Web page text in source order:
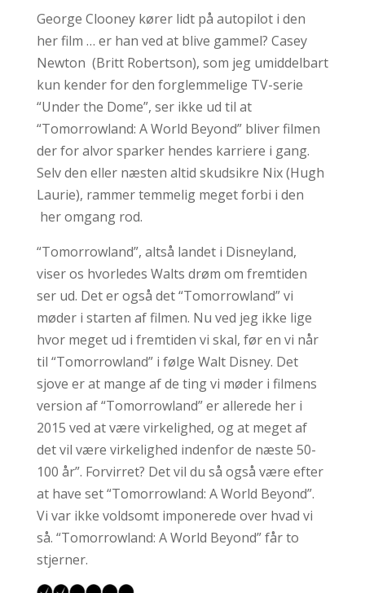
George Clooney kører lidt på autopilot i den
her film … er han ved at blive gammel? Casey
Newton (Britt Robertson), som jeg umiddelbart
kun kender for den forglemmelige TV-serie
“Under the Dome”, ser ikke ud til at
“Tomorrowland: A World Beyond” bliver filmen
der for alvor sparker hendes karriere i gang.
Selv den eller næsten altid skudsikre Nix (Hugh
Laurie), rammer temmelig meget forbi i den
her omgang rod.
“Tomorrowland”, altså landet i Disneyland,
viser os hvorledes Walts drøm om fremtiden
ser ud. Det er også det “Tomorrowland” vi
møder i starten af filmen. Nu ved jeg ikke lige
hvor meget ud i fremtiden vi skal, før en vi når
til “Tomorrowland” i følge Walt Disney. Det
sjove er at mange af de ting vi møder i filmens
version af “Tomorrowland” er allerede her i
2015 ved at være virkelighed, og at meget af
det vil være virkelighed indenfor de næste 50-
100 år”. Forvirret? Det vil du så også være efter
at have set “Tomorrowland: A World Beyond”.
Vi var ikke voldsomt imponerede over hvad vi
så. “Tomorrowland: A World Beyond” får to
stjerner.